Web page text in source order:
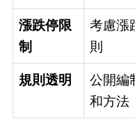
漲跌停限
制
考慮漲
則
規則透明
公開編
和方法